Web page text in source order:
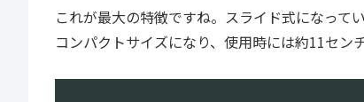
これが最大の特徴ですね。スライド式になって
コンパクトサイズになり、使用時には約11セン